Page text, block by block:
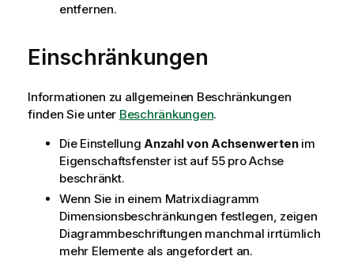
entfernen.
Einschränkungen
Informationen zu allgemeinen Beschränkungen
finden Sie unter Beschränkungen.
Die Einstellung Anzahl von Achsenwertenim
Eigenschaftsfenster ist auf 55 pro Achse
beschränkt.
Wenn Sie in einem Matrixdiagramm
Dimensionsbeschränkungen festlegen, zeigen
Diagrammbeschriftungen manchmal irrtümlich
mehr Elemente als angefordert an.